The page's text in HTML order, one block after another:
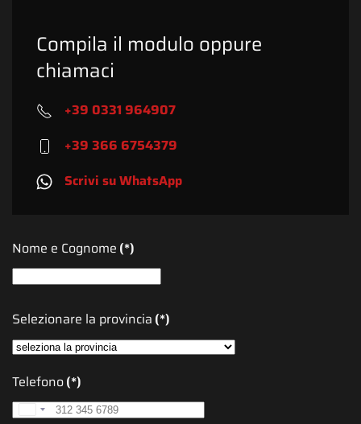
Compila il modulo oppure
chiamaci
+39 0331 964907
+39 366 6754379
Scrivi su WhatsApp
Nome e Cognome (*)
Selezionare la provincia (*)
Telefono(*)
Italy